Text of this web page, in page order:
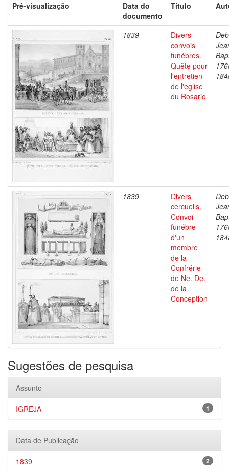
Pré-visualização
Data do
documento
Título
1839
Divers
convois
funébres.
Quête pour
l'entretien
de l'eglise
du Rosario
1839
Divers
cercueils.
Convoi
funébre
d'un
membre
de la
Confrérie
de Ne. De.
de la
Conception
Sugestões de pesquisa
Assunto
1
IGREJA
Data de Publicação
2
1839